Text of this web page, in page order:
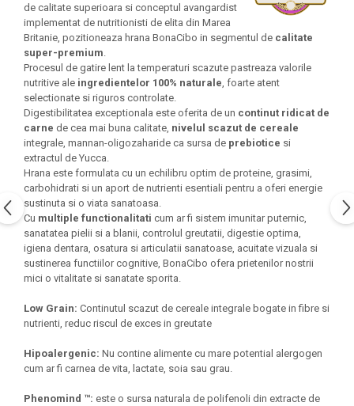
de calitate superioara si conceptul avangardist
implementat de nutritionisti de elita din Marea
Britanie, pozitioneaza hrana BonaCibo in segmentul de calitate
super-premium.
Procesul de gatire lent la temperaturi scazute pastreaza valorile
nutritive ale ingredientelor 100% naturale, foarte atent
selectionate si riguros controlate.
Digestibilitatea exceptionala este oferita de un continut ridicat de
carne de cea mai buna calitate, nivelul scazut de cereale
integrale, mannan-oligozaharide ca sursa de prebiotice si
extractul de Yucca.
Hrana este formulata cu un echilibru optim de proteine, grasimi,
carbohidrati si un aport de nutrienti esentiali pentru a oferi energie
sustinuta si o viata sanatoasa.
Cu multiple functionalitati cum ar fi sistem imunitar puternic,
sanatatea pielii si a blanii, controlul greutatii, digestie optima,
igiena dentara, osatura si articulatii sanatoase, acuitate vizuala si
sustinerea functiilor cognitive, BonaCibo ofera prietenilor nostrii
mici o vitalitate si sanatate sporita.
Low Grain: Continutul scazut de cereale integrale bogate in fibre si
nutrienti, reduc riscul de exces in greutate
Hipoalergenic: Nu contine alimente cu mare potential alergogen
cum ar fi carnea de vita, lactate, soia sau grau.
Phenomind ™: este o sursa naturala de polifenoli din extracte de